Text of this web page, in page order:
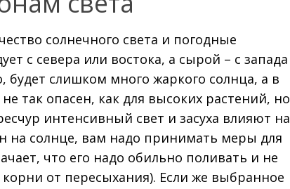
солнечного света и погодные
с севера или востока, а сырой – с запада
будет слишком много жаркого солнца, а в
так опасен, как для высоких растений, но
интенсивный свет и засуха влияют на
на солнце, вам надо принимать меры для
что его надо обильно поливать и не
от пересыхания). Если же выбранное